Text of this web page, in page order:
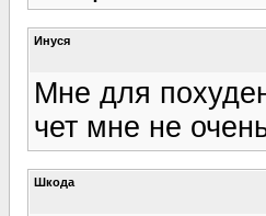
Инуся
Мне для
чет мне не
Шкода